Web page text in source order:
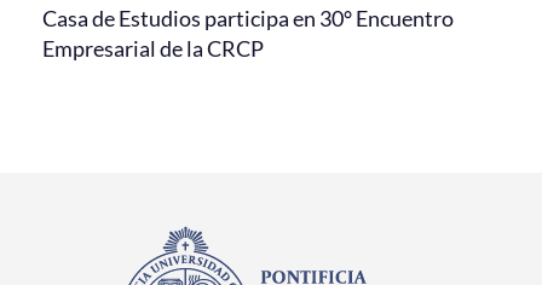
Casa de Estudios participa en 30° Encuentro
Empresarial de la CRCP